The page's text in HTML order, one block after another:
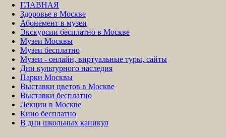
ГЛАВНАЯ
Здоровье в Москве
Абонемент в музеи
Экскурсии бесплатно в Москве
Музеи Москвы
Музеи бесплатно
Музеи - онлайн, виртуальные туры, сайты
Дни культурного наследия
Парки Москвы
Выставки цветов в Москве
Выставки бесплатно
Лекции в Москве
Кино бесплатно
В дни школьных каникул